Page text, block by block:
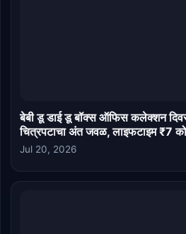
बेबी डू डाई डू बॉक्स ऑफिस कलेक्शन
चित्रपटाचा अंत जवळ, लाइफटाइम ₹7
Jul 20, 2026